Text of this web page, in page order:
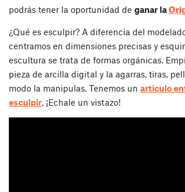
podrás tener la oportunidad de ganar la
¿Qué es esculpir? A diferencia del
centramos en dimensiones precisas y
escultura se trata de formas orgánicas.
pieza de arcilla digital y la agarras, tiras,
modo la manipulas. Tenemos un articulo
esculpir, ¡Echale un vistazo!